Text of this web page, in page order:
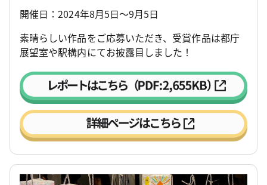
開催日：2024年8月5日～9月5日
素晴らしい作品をご応募いただき、受賞作品は都庁
展望室や駅構内にてお披露目しました！